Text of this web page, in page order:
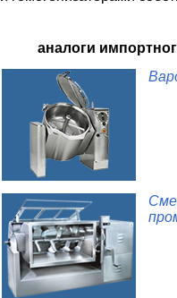
аналоги